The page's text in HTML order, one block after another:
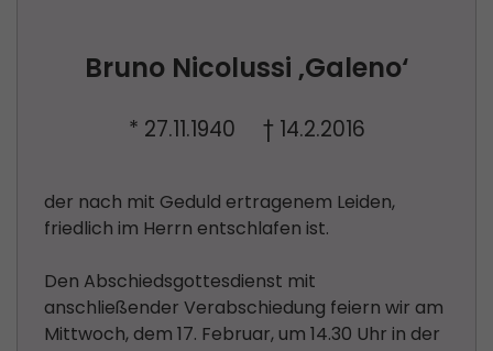
Bruno Nicolussi ‚Galeno‘
* 27.11.1940 † 14.2.2016
der nach mit Geduld ertragenem Leiden,
friedlich im Herrn entschlafen ist.
Den Abschiedsgottesdienst mit
anschließender Verabschiedung feiern wir am
Mittwoch, dem 17. Februar, um 14.30 Uhr in der